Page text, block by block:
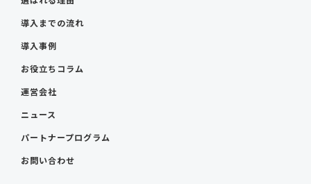
導入までの流れ
導入事例
お役立ちコラム
運営会社
ニュース
パートナープログラム
お問い合わせ